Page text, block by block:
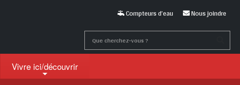
Compteurs d’eau Nous joindre
Vivre ici/découvrir